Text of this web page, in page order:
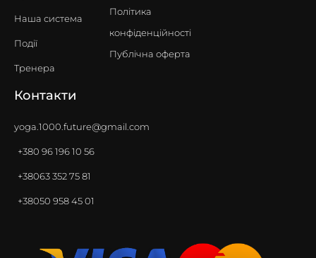
Наша система
Події
Тренера
Політика
конфіденційності
Публічна оферта
Контакти
yoga.1000.future@gmail.com
+380 96 196 10 56
+38063 352 75 81
+38050 958 45 01